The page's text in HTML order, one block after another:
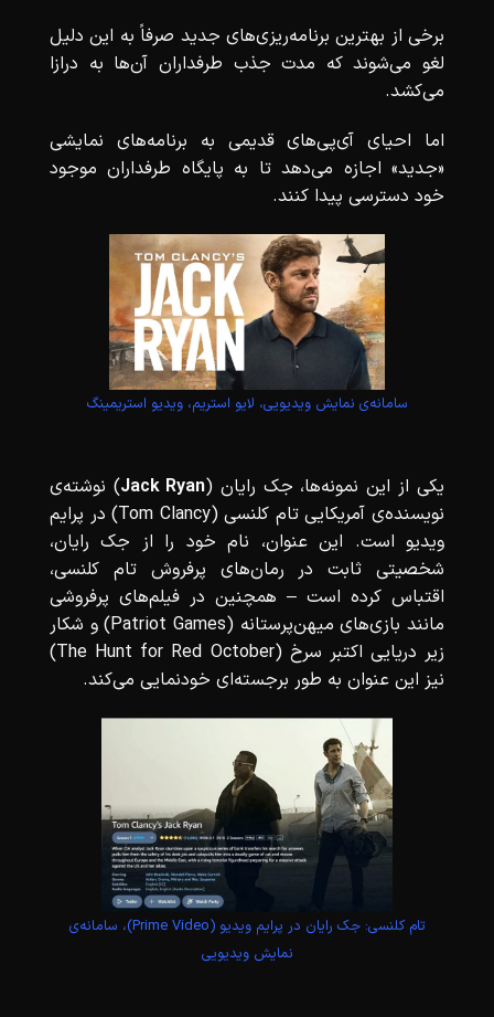
برخی از بهترین برنامه‌ریزی‌های جدید صرفاً به این دلیل
لغو می‌شوند که مدت جذب طرفداران آن‌ها به درازا
می‌کشد.
اما احیای آی‌پی‌های قدیمی به برنامه‌های نمایشی
«جدید» اجازه می‌دهد تا به پایگاه طرفداران موجود
خود دسترسی پیدا کنند.
سامانه‌ی نمایش ویدیویی، لایو استریم، ویدیو استریمینگ
یکی از این نمونه‌ها، جک رایان (Jack Ryan) نوشته‌ی
نویسنده‌ی آمریکایی تام کلنسی (Tom Clancy) در پرایم
ویدیو است. این عنوان، نام خود را از جک رایان،
شخصیتی ثابت در رمان‌های پرفروش تام کلنسی،
اقتباس کرده است – همچنین در فیلم‌های پرفروشی
مانند بازی‌های میهن‌پرستانه (Patriot Games) و شکار
زیر دریایی اکتبر سرخ (The Hunt for Red October)
نیز این عنوان به طور برجسته‌ای خودنمایی می‌کند.
تام کلنسی: جک رایان در پرایم ویدیو (Prime Video)، سامانه‌ی
نمایش ویدیویی